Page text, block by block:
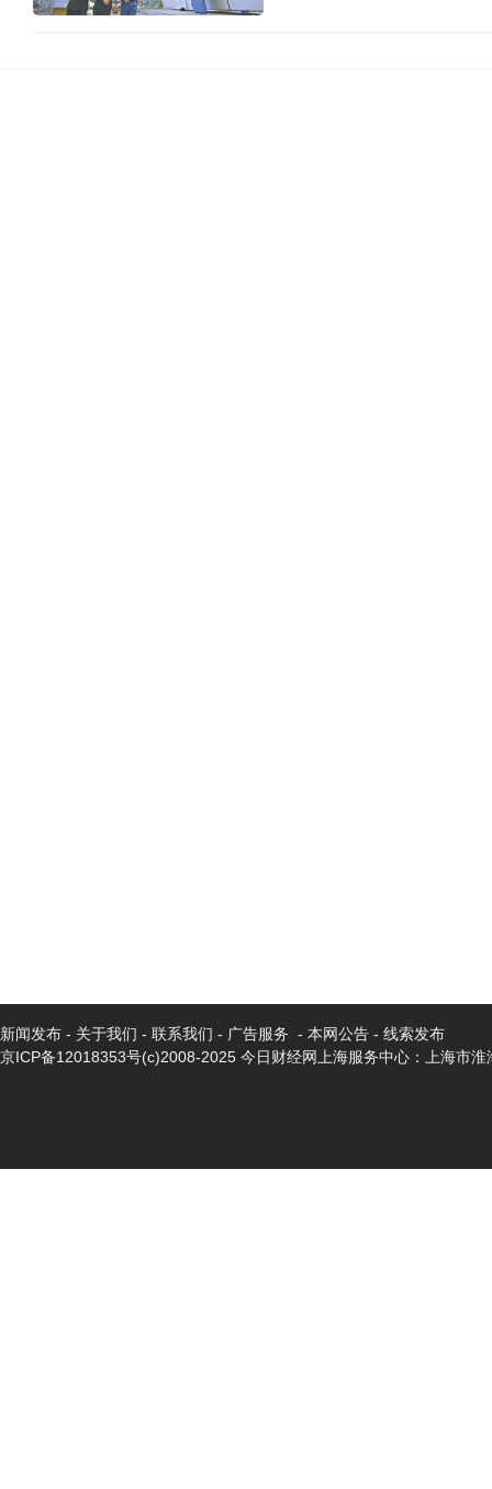
新闻发布 - 关于我们 - 联系我们 - 广告服务 - 本网公告 - 线索发布
京ICP备12018353号(c)2008-2025 今日财经网上海服务中心：上海市